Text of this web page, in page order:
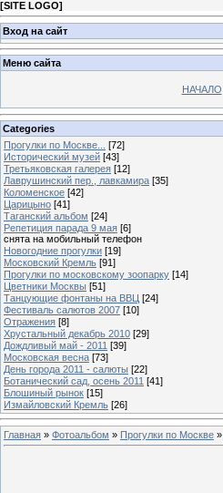
[SITE LOGO]
Вход на сайт
Меню сайта
НАЧАЛО
Categories
Прогулки по Москве...
[72]
Исторический музей [43]
Третьяковская галерея [12]
Лаврушинский пер., лавкамира [35]
Коломенское [42]
Царицыно [41]
Таганский альбом [24]
Репетиция парада 9 мая [6]
снята на мобильный телефон
Новогодние прогулки [19]
Московский Кремль [91]
Прогулки по московскому зоопарку [14]
Цветники Москвы [51]
Танцующие фонтаны на ВВЦ [24]
Фестиваль салютов 2007 [10]
Отражения [8]
Хрустальный декабрь 2010 [29]
Дождливый май - 2011 [39]
Московская весна [73]
День города 2011 - салюты [22]
Ботанический сад, осень 2011 [41]
Блошиный рынок [15]
Измайловский Кремль [26]
Главная » Фотоальбом » Прогулки по Москве »